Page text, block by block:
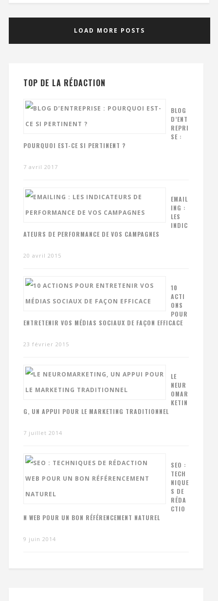
LOAD MORE POSTS
TOP DE LA RÉDACTION
BLOG
D’ENT
REPRI
SE :
POURQUOI EST-CE SI PERTINENT ?
7 avril 2017
EMAIL
ING :
LES
INDIC
ATEURS DE PERFORMANCE DE VOS CAMPAGNES
20 avril 2015
10
ACTI
ONS
POUR
ENTRETENIR VOS MÉDIAS SOCIAUX DE FAÇON EFFICACE
23 février 2015
LE
NEUR
OMAR
KETIN
G, UN APPUI POUR LE MARKETING TRADITIONNEL
7 juillet 2014
SEO :
TECH
NIQUE
S DE
RÉDA
CTIO
N WEB POUR UN BON RÉFÉRENCEMENT NATUREL
9 juin 2014